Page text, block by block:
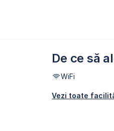
De ce să
WiFi
Vezi toate